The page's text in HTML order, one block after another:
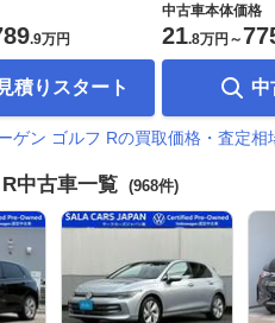
.9万円
積りスタート
中古車本体価格
21.8万円 ～
中
ゲン ゴルフ Rの買取価格・査定相
中古車一覧 (968件)